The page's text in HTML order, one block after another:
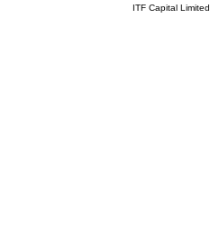
ITF Capital Limited